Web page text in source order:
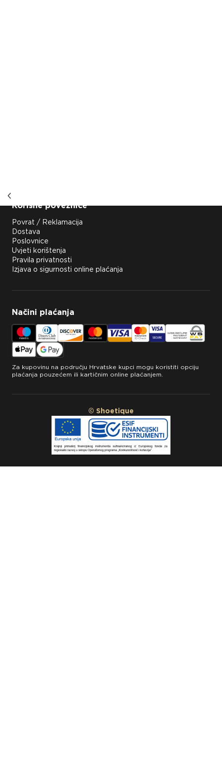
Korisne poveznice
Povrat / Reklamacija
Dostava
Poslovnice
Uvjeti korištenja
Pravila privatnosti
Izjava o sigurnosti online plaćanja
Načini plaćanja
Za kupovinu na području Hrvatske kupci mogu koristiti opciju
plaćanja pouzećem ili kartičnim online plaćanjem.
© Shoetique